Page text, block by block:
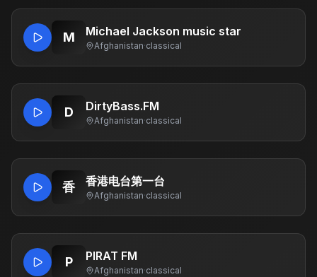
M Michael Jackson music star
Afghanistan·classical
D DirtyBass.FM
Afghanistan·classical
香 香港电台第一台
Afghanistan·classical
P PIRAT FM
Afghanistan·classical